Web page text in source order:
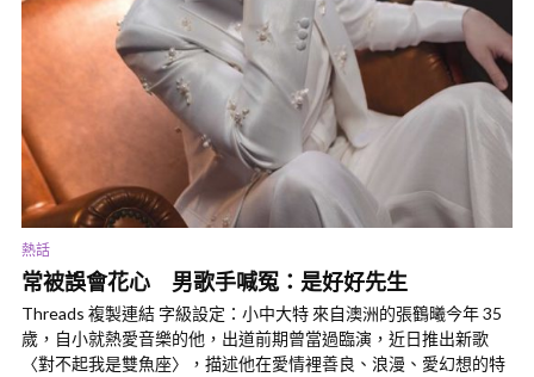
熱話
常被誤會花心 男歌手喊冤：是好好先生
Threads 複製連結 字級設定：小中大特 來自澳洲的張鶴曦今年 35
歲，自小就熱愛音樂的他，出道前期曾當過臨演，近日推出新歌
〈對不起我是雙魚座〉，描述他在愛情裡善良、浪漫、愛幻想的特